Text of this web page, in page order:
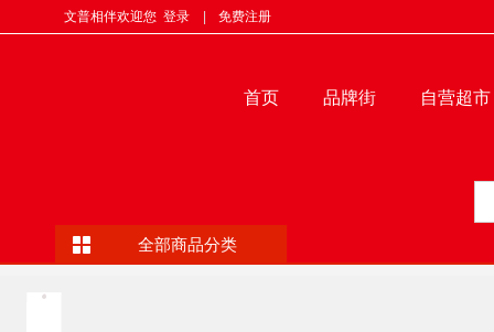
文普相伴欢迎您 登录 免费注册
首页 品牌街 自营超市
全部商品分类